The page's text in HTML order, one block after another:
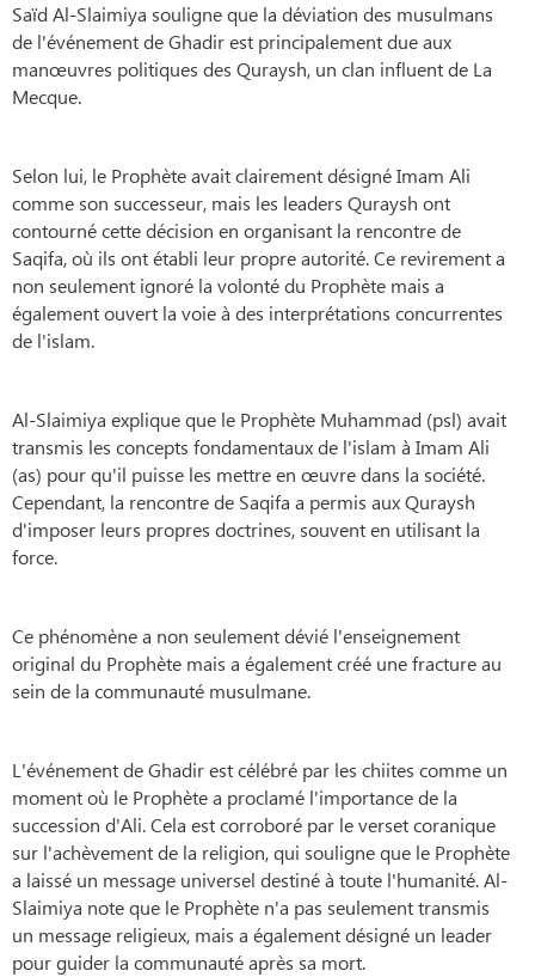
Saïd Al-Slaimiya souligne que la déviation des musulmans
de l'événement de Ghadir est principalement due aux
manœuvres politiques des Quraysh, un clan influent de La
Mecque.
Selon lui, le Prophète avait clairement désigné Imam Ali
comme son successeur, mais les leaders Quraysh ont
contourné cette décision en organisant la rencontre de
Saqifa, où ils ont établi leur propre autorité. Ce revirement a
non seulement ignoré la volonté du Prophète mais a
également ouvert la voie à des interprétations concurrentes
de l'islam.
Al-Slaimiya explique que le Prophète Muhammad (psl) avait
transmis les concepts fondamentaux de l'islam à Imam Ali
(as) pour qu'il puisse les mettre en œuvre dans la société.
Cependant, la rencontre de Saqifa a permis aux Quraysh
d'imposer leurs propres doctrines, souvent en utilisant la
force.
Ce phénomène a non seulement dévié l'enseignement
original du Prophète mais a également créé une fracture au
sein de la communauté musulmane.
L'événement de Ghadir est célébré par les chiites comme un
moment où le Prophète a proclamé l'importance de la
succession d'Ali. Cela est corroboré par le verset coranique
sur l'achèvement de la religion, qui souligne que le Prophète
a laissé un message universel destiné à toute l'humanité. Al-
Slaimiya note que le Prophète n'a pas seulement transmis
un message religieux, mais a également désigné un leader
pour guider la communauté après sa mort.